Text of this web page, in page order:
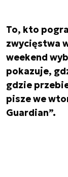
To, kto
zwycięstwa
weekend
pokazuje,
gdzie
pisze we
Guardian”.